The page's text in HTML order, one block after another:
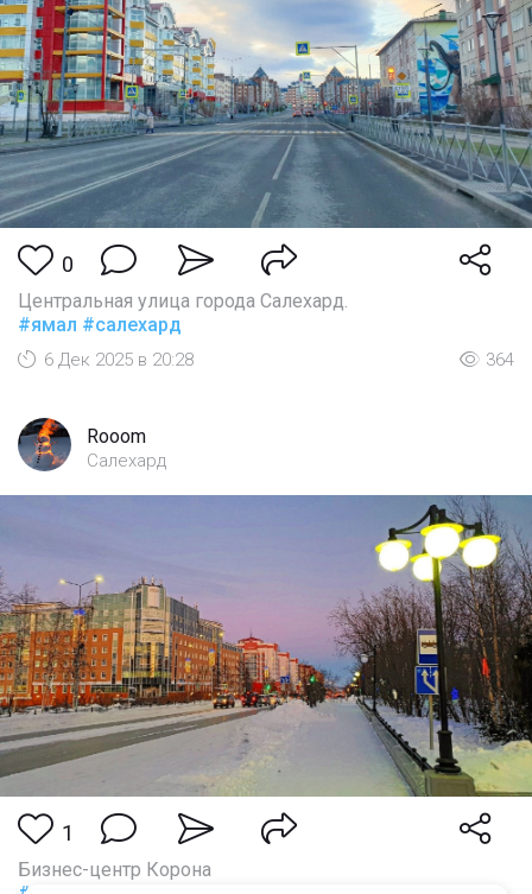
0
Центральная улица города Салехард.
#ямал #салехард
6 Дек 2025 в 20:28 364
Rooom
Салехард
1
Бизнес-центр Корона